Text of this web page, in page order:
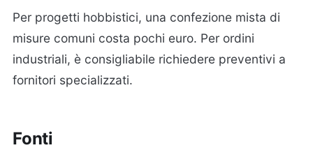
Per progetti hobbistici, una confezione mista di
misure comuni costa pochi euro. Per ordini
industriali, è consigliabile richiedere preventivi a
fornitori specializzati.
Fonti